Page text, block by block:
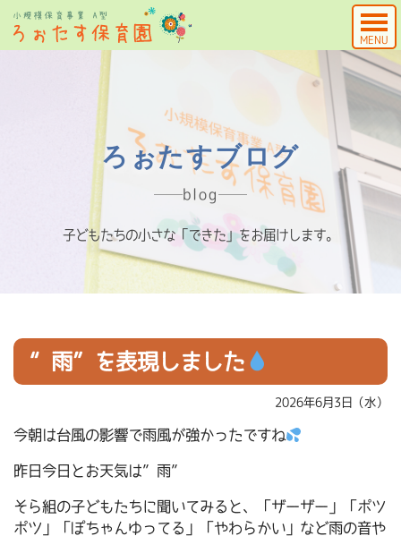
MENU
ろぉたすブログ
blog
子どもたちの小さな「できた」をお届けします。
“雨”を表現しました
2026年6月3日（水）
今朝は台風の影響で雨風が強かったですね
昨日今日とお天気は”雨”
そら組の子どもたちに聞いてみると、「ザーザー」「ポツ
ポツ」「ぽちゃんゆってる」「やわらかい」など雨の音や